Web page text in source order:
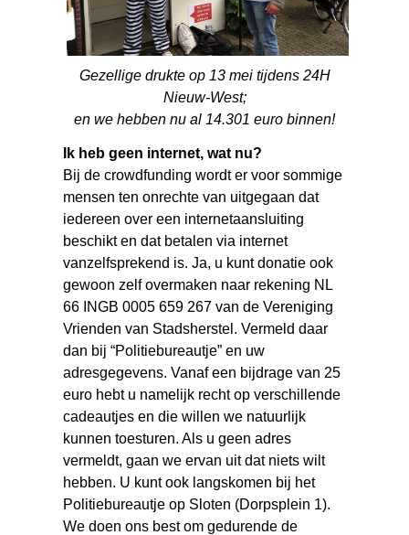
Gezellige drukte op 13 mei tijdens 24H
Nieuw-West;
en we hebben nu al 14.301 euro binnen!
Ik heb geen internet, wat nu?
Bij de crowdfunding wordt er voor sommige
mensen ten onrechte van uitgegaan dat
iedereen over een internetaansluiting
beschikt en dat betalen via internet
vanzelfsprekend is. Ja, u kunt donatie ook
gewoon zelf overmaken naar rekening NL
66 INGB 0005 659 267 van de Vereniging
Vrienden van Stadsherstel. Vermeld daar
dan bij “Politiebureautje” en uw
adresgegevens. Vanaf een bijdrage van 25
euro hebt u namelijk recht op verschillende
cadeautjes en die willen we natuurlijk
kunnen toesturen. Als u geen adres
vermeldt, gaan we ervan uit dat niets wilt
hebben. U kunt ook langskomen bij het
Politiebureautje op Sloten (Dorpsplein 1).
We doen ons best om gedurende de